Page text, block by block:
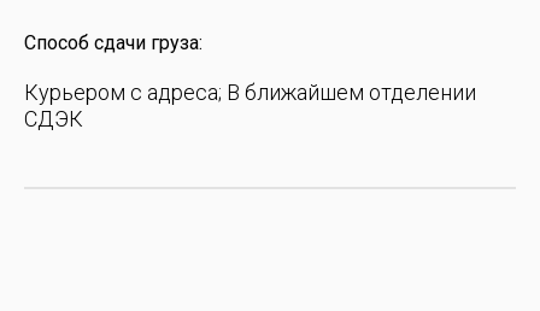
Способ сдачи груза:
Курьером с адреса; В ближайшем отделении
СДЭК